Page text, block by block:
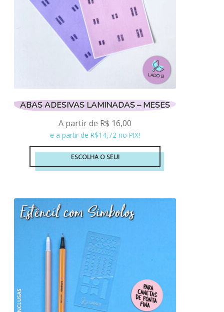
ABAS ADESIVAS LAMINADAS – MESES
A partir de R$ 16,00
e a partir de R$14,72 no PIX!
ESCOLHA O SEU!
Este
várias
variantes.
opções
podem
ser
escolhidas
na
página
do